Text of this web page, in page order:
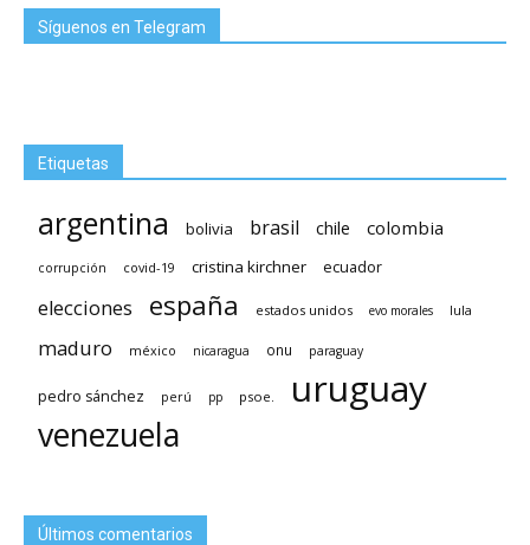
Síguenos en Telegram
Etiquetas
argentina bolivia brasil chile colombia
corrupción covid-19 cristina kirchner ecuador
elecciones españa estados unidos evo morales lula
maduro méxico nicaragua onu paraguay
pedro sánchez perú pp psoe. uruguay
venezuela
Últimos comentarios